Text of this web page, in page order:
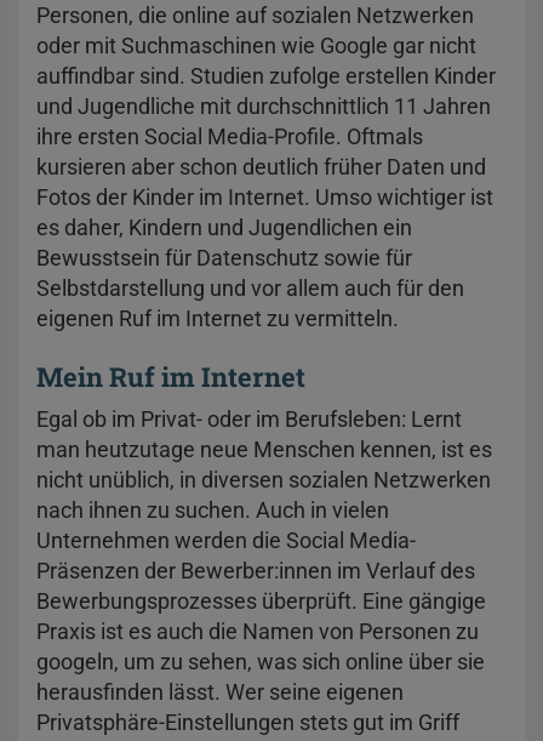
Personen, die online auf sozialen Netzwerken
oder mit Suchmaschinen wie Google gar nicht
auffindbar sind. Studien zufolge erstellen Kinder
und Jugendliche mit durchschnittlich 11 Jahren
ihre ersten Social Media-Profile. Oftmals
kursieren aber schon deutlich früher Daten und
Fotos der Kinder im Internet. Umso wichtiger ist
es daher, Kindern und Jugendlichen ein
Bewusstsein für Datenschutz sowie für
Selbstdarstellung und vor allem auch für den
eigenen Ruf im Internet zu vermitteln.
Mein Ruf im Internet
Egal ob im Privat- oder im Berufsleben: Lernt
man heutzutage neue Menschen kennen, ist es
nicht unüblich, in diversen sozialen Netzwerken
nach ihnen zu suchen. Auch in vielen
Unternehmen werden die Social Media-
Präsenzen der Bewerber:innen im Verlauf des
Bewerbungsprozesses überprüft. Eine gängige
Praxis ist es auch die Namen von Personen zu
googeln, um zu sehen, was sich online über sie
herausfinden lässt. Wer seine eigenen
Privatsphäre-Einstellungen stets gut im Griff